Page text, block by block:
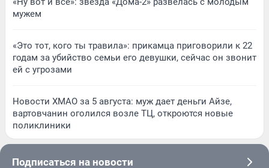
мужем
«Это тот, кого ты травила»: прикамца приговорили к 22
годам за убийство семьи его девушки, сейчас он звонит
ей с угрозами
Новости ХМАО за 5 августа: муж дает деньги Айзе,
вартовчанин оголился возле ТЦ, откроются новые
поликлиники
Подписаться на новости